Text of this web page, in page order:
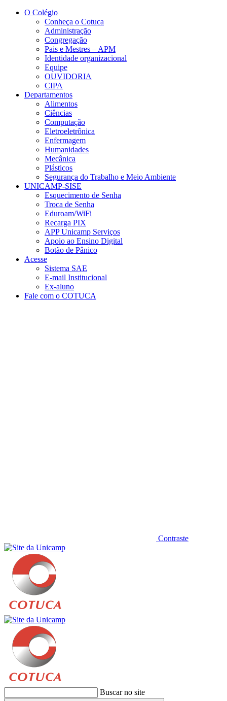
Conteúdo principal
O Colégio
Conheça o Cotuca
Administração
Congregação
Pais e Mestres – APM
Identidade organizacional
Equipe
OUVIDORIA
CIPA
Departamentos
Alimentos
Ciências
Computação
Eletroeletrônica
Enfermagem
Humanidades
Mecânica
Plásticos
Segurança do Trabalho e Meio Ambiente
UNICAMP-SISE
Esquecimento de Senha
Troca de Senha
Eduroam/WiFi
Recarga PIX
APP Unicamp Serviços
Apoio ao Ensino Digital
Botão de Pânico
Acesse
Sistema SAE
E-mail Institucional
Ex-aluno
Fale com o COTUCA
Contraste
Buscar no site